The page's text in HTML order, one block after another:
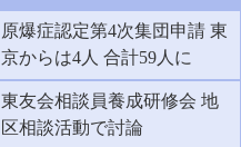
原爆症認定第4次集団申請 東
京からは4人 合計59人に
東友会相談員養成研修会 地
区相談活動で討論